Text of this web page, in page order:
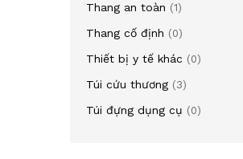
Thang an toàn (1)
Thang cố định (0)
Thiết bị y tế khác (0)
Túi cứu thương (3)
Túi đựng dụng cụ (0)